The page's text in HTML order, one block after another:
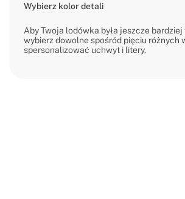
Wybierz kolor detali
Aby Twoja lodówka była jeszcze
wybierz dowolne spośród pięciu różnych
spersonalizować uchwyt i litery.